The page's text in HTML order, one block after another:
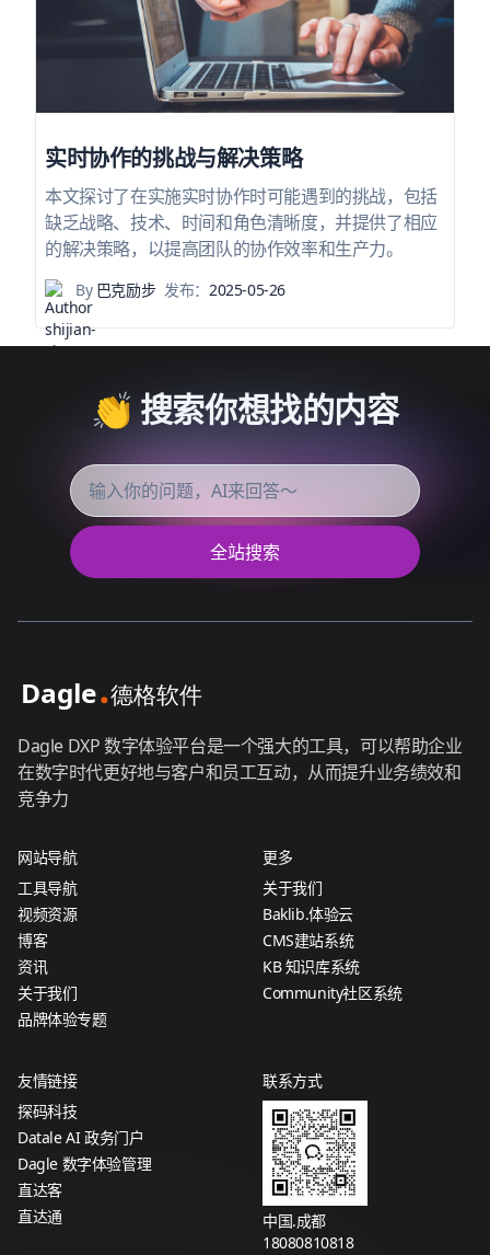
实时协作的挑战与解决策略
本文探讨了在实施实时协作时可能遇到的挑战，包括
缺乏战略、技术、时间和角色清晰度，并提供了相应
的解决策略，以提高团队的协作效率和生产力。
By巴克励步 发布：2025-05-26
👏 搜索你想找的内容
全站搜索
Dagle DXP 数字体验平台是一个强大的工具，可以帮助企业
在数字时代更好地与客户和员工互动，从而提升业务绩效和
竞争力
网站导航
工具导航
视频资源
博客
资讯
关于我们
品牌体验专题
更多
关于我们
Baklib.体验云
CMS建站系统
KB 知识库系统
Community社区系统
友情链接
探码科技
Datale AI 政务门户
Dagle 数字体验管理
直达客
直达通
联系方式
中国.成都
18080810818